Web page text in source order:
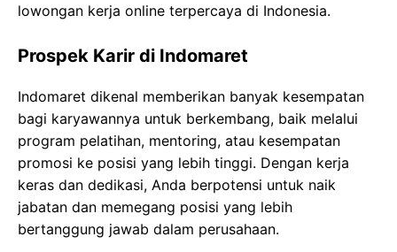
lowongan kerja online terpercaya di Indonesia.
Prospek Karir di Indomaret
Indomaret dikenal memberikan banyak kesempatan
bagi karyawannya untuk berkembang, baik melalui
program pelatihan, mentoring, atau kesempatan
promosi ke posisi yang lebih tinggi. Dengan kerja
keras dan dedikasi, Anda berpotensi untuk naik
jabatan dan memegang posisi yang lebih
bertanggung jawab dalam perusahaan.